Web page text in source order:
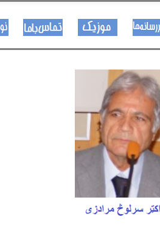
ســــایټــونه مــــــوزیک اړیکی